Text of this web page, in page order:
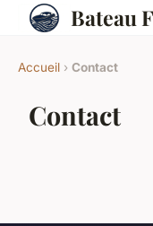
Bateau
Accueil › Contact
Contact